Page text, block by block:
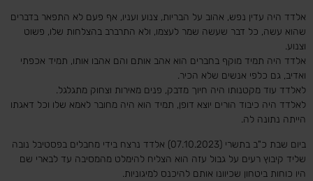
אלדד היה עדין נפש, אהוב על הבריות, צנוע ועניו, אף פעם לא התפאר בדברים
שהוא עשה, כל דבר שעשה שמר לעצמו, ולא התרברב בהצלחות שלו, פשוט
וצנוע.
אלדד היה תמיד מוקף בחברים הוא אהב אותם והם אהבו אותו, תמיד אכפתי
ואדיב, גם כלפי אנשים שלא הכיר.
לאלדד עוד מקטנותו היה חיוך מדבק, פנים מאירות וצחוק מתגלגל.
לאלדד היה כיבוד הורים יוצא דופן, תמיד הוא היה מחובר לאמא שלו וכל דאגתו
הייתה נתונה לה.
ביום שבת כ"ב בתשרי (07.10.2023) אלדד נרצח בידי מחבלים בפסטיבל נובה
שליד קיבוץ רעים על גבול עזה הוא הצליח להימלט מהמסיבה עד לבארי שם
היו כוחות ביטחון שכיוונו אותם להיכנס למיגוניות.